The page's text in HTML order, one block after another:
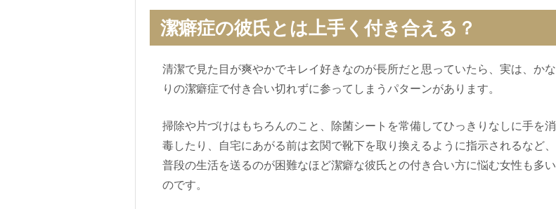
潔癖症の彼氏とは上手く付き合える？
清潔で見た目が爽やかでキレイ好きなのが長所だと思っていたら、実は、かな
りの潔癖症で付き合い切れずに参ってしまうパターンがあります。
掃除や片づけはもちろんのこと、除菌シートを常備してひっきりなしに手を消
毒したり、自宅にあがる前は玄関で靴下を取り換えるように指示されるなど、
普段の生活を送るのが困難なほど潔癖な彼氏との付き合い方に悩む女性も多い
のです。